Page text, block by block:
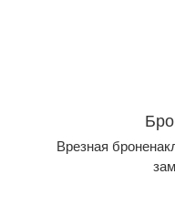
Врезная